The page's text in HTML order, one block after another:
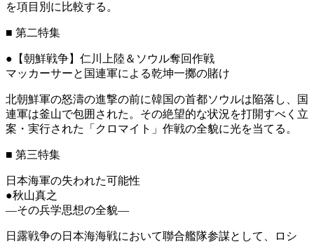
を項目別に比較する。
■ 第二特集
●【朝鮮戦争】仁川上陸＆ソウル奪回作戦
マッカーサーと国連軍による乾坤一擲の賭け
北朝鮮軍の怒濤の進撃の前に韓国の首都ソウルは陥落し、国
連軍は釜山で包囲された。その絶望的な状況を打開すべく立
案・実行された「クロマイト」作戦の全貌に光を当てる。
■ 第三特集
日本海軍の失われた可能性
●秋山真之
―その兵学思想の全貌―
日露戦争の日本海海戦において聯合艦隊参謀として、ロシ